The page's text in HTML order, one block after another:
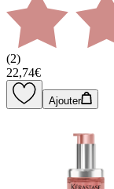
(2)
22,74€
Ajouter